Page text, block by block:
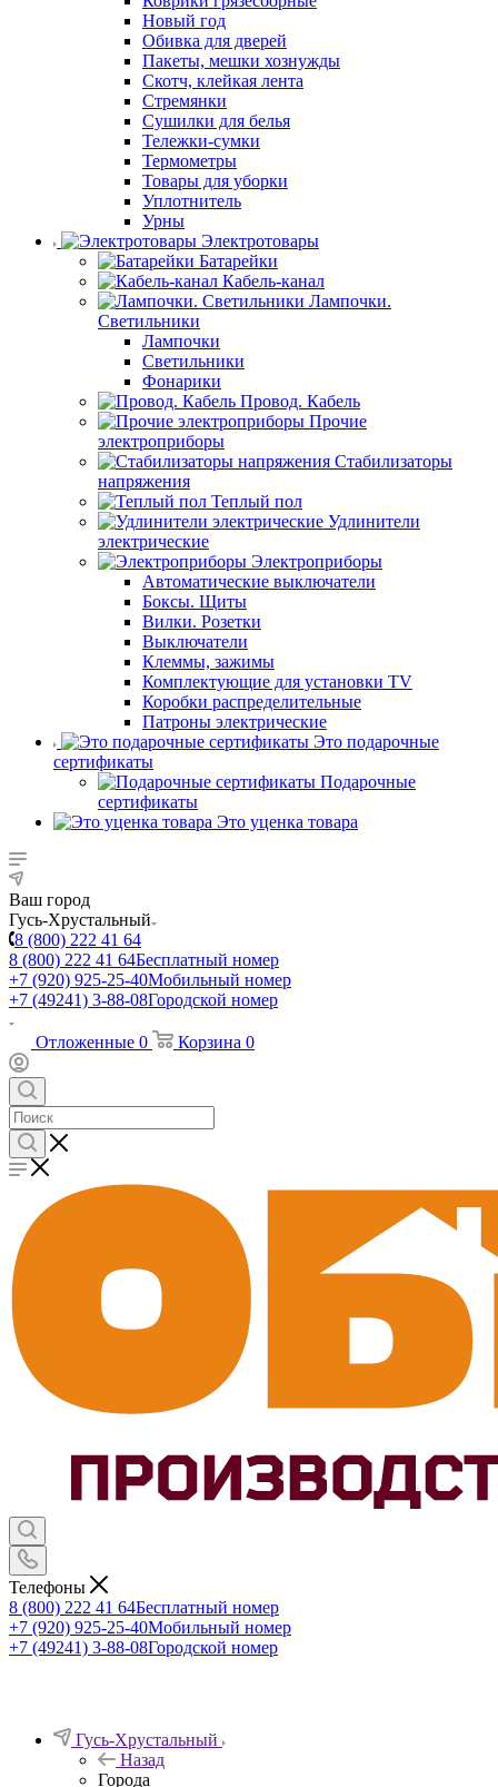
Новый год
Обивка для дверей
Пакеты, мешки хознужды
Скотч, клейкая лента
Стремянки
Сушилки для белья
Тележки-сумки
Термометры
Товары для уборки
Уплотнитель
Урны
Электротовары
Батарейки
Кабель-канал
Лампочки.
Светильники
Лампочки
Светильники
Фонарики
Провод. Кабель
Прочие
электроприборы
Стабилизаторы
напряжения
Теплый пол
Удлинители
электрические
Электроприборы
Автоматические выключатели
Боксы. Щиты
Вилки. Розетки
Выключатели
Клеммы, зажимы
Комплектующие для установки TV
Коробки распределительные
Патроны электрические
Это подарочные
сертификаты
Подарочные
сертификаты
Это уценка товара
Ваш город
Гусь-Хрустальный
8 (800) 222 41 64
8 (800) 222 41 64Бесплатный номер
+7 (920) 925-25-40Мобильный номер
+7 (49241) 3-88-08Городской номер
Отложенные 0 Корзина 0
Телефоны
8 (800) 222 41 64Бесплатный номер
+7 (920) 925-25-40Мобильный номер
+7 (49241) 3-88-08Городской номер
Гусь-Хрустальный
Назад
Города